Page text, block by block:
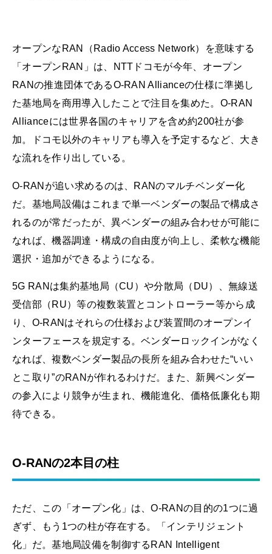
オープンなRAN（Radio Access Network）を意味する
「オープンRAN」は、NTTドコモが今年、オープン
RANの推進団体であるO-RAN Allianceの仕様に準拠し
た基地局を商用導入したことで注目を集めた。O-RAN
Allianceには世界各国のキャリアを含め約200社が参
加。ドコモ以外のキャリアも導入を予定するなど、大き
な流れを作り出している。
O-RANが追い求めるのは、RANのマルチベンダー化
だ。基地局設備はこれまで単一ベンダーの製品で構成さ
れるのが常だったが、異ベンダーの組み合わせが可能に
なれば、機器調達・構成の自由度が向上し、柔軟な機能
選択・追加ができるようになる。
5G RANは集約基地局（CU）や分散局（DU）、無線送
受信部（RU）等の複数装置とコントローラー等から成
り、O-RANはそれらの仕様および装置間のオープンイ
ンターフェースを規定する。ベンダーロックインがなく
なれば、複数ベンダー製品の長所を組み合わせた“いい
とこ取り”のRANが作れるわけだ。また、新興ベンダー
の参入により競争が生まれ、機能進化、価格低廉化も期
待できる。
O-RANの2本目の柱
ただ、この「オープン化」は、O-RANの目的の1つに過
ぎず、もう1つの柱が存在する。「インテリジェント
化」だ。基地局設備を制御するRAN Intelligent